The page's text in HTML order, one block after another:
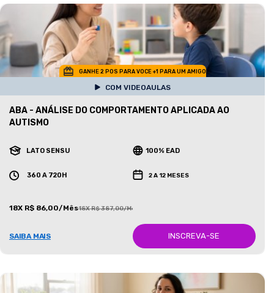
GANHE 2 POS PARA VOCE +1 PARA UM AMIGO
COM VIDEOAULAS
ABA - ANÁLISE DO COMPORTAMENTO APLICADA AO
AUTISMO
LATO SENSU 100% EAD
360 A 720H 2 A 12 MESES
18X R$ 86,00/Mês18X R$ 387,00/Mês
SAIBA MAIS INSCREVA-SE